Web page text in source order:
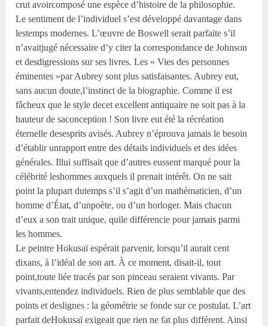
crut avoircomposé une espèce d’histoire de la philosophie.
Le sentiment de l’individuel s’est développé davantage dans
lestemps modernes. L’œuvre de Boswell serait parfaite s’il
n’avaitjugé nécessaire d’y citer la correspondance de Johnson
et desdigressions sur ses livres. Les « Vies des personnes
éminentes »par Aubrey sont plus satisfaisantes. Aubrey eut,
sans aucun doute,l’instinct de la biographie. Comme il est
fâcheux que le style decet excellent antiquaire ne soit pas à la
hauteur de saconception ! Son livre eut été la récréation
éternelle desesprits avisés. Aubrey n’éprouva jamais le besoin
d’établir unrapport entre des détails individuels et des idées
générales. Illui suffisait que d’autres eussent marqué pour la
célébrité leshommes auxquels il prenait intérêt. On ne sait
point la plupart dutemps s’il s’agit d’un mathématicien, d’un
homme d’État, d’unpoète, ou d’un horloger. Mais chacun
d’eux a son trait unique, quile différencie pour jamais parmi
les hommes.
Le peintre Hokusaï espérait parvenir, lorsqu’il aurait cent
dixans, à l’idéal de son art. À ce moment, disait-il, tout
point,toute liée tracés par son pinceau seraient vivants. Par
vivants,entendez individuels. Rien de plus semblable que des
points et deslignes : la géométrie se fonde sur ce postulat. L’art
parfait deHokusaï exigeait que rien ne fat plus différent. Ainsi